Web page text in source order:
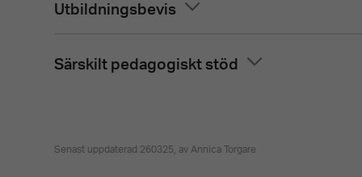
Särskilt pedagogiskt stöd
Senast uppdaterad 260325, av Annica Torgare